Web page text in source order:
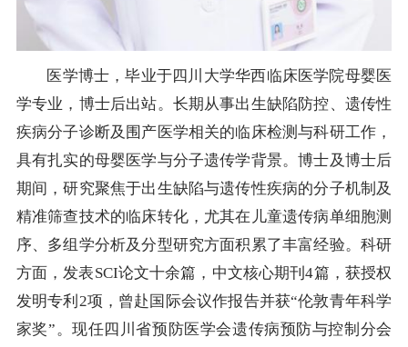
医学博士，毕业于四川大学华西临床医学院母婴医
学专业，博士后出站。长期从事出生缺陷防控、遗传性
疾病分子诊断及围产医学相关的临床检测与科研工作，
具有扎实的母婴医学与分子遗传学背景。博士及博士后
期间，研究聚焦于出生缺陷与遗传性疾病的分子机制及
精准筛查技术的临床转化，尤其在儿童遗传病单细胞测
序、多组学分析及分型研究方面积累了丰富经验。科研
方面，发表SCI论文十余篇，中文核心期刊4篇，获授权
发明专利2项，曾赴国际会议作报告并获“伦敦青年科学
家奖”。现任四川省预防医学会遗传病预防与控制分会